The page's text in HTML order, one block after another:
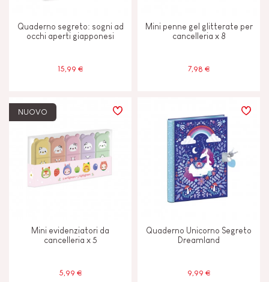
Quaderno segreto: sogni ad
occhi aperti giapponesi
15,99 €
Mini penne gel glitterate per
cancelleria x 8
7,98 €
NUOVO
Mini evidenziatori da
cancelleria x 5
5,99 €
Quaderno Unicorno Segreto
Dreamland
9,99 €